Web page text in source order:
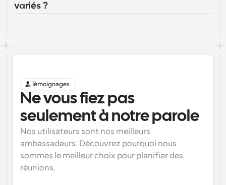
variés ?
Témoignages
Ne vous fiez pas
seulement à notre parole
Nos utilisateurs sont nos meilleurs
ambassadeurs. Découvrez pourquoi nous
sommes le meilleur choix pour planifier des
réunions.